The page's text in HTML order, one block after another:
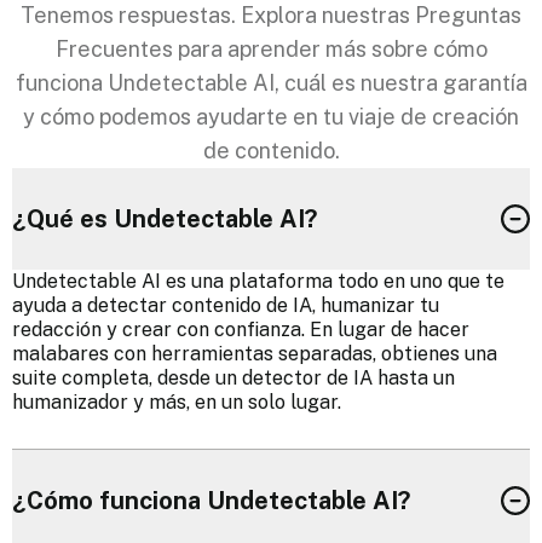
Tenemos respuestas. Explora nuestras Preguntas
Frecuentes para aprender más sobre cómo
funciona Undetectable AI, cuál es nuestra garantía
y cómo podemos ayudarte en tu viaje de creación
de contenido.
¿Qué es Undetectable AI?
Undetectable AI es una plataforma todo en uno que te
ayuda a detectar contenido de IA, humanizar tu
redacción y crear con confianza. En lugar de hacer
malabares con herramientas separadas, obtienes una
suite completa, desde un detector de IA hasta un
humanizador y más, en un solo lugar.
¿Cómo funciona Undetectable AI?